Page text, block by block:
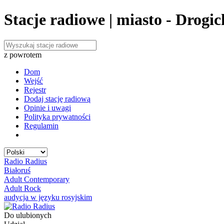
Stacje radiowe | miasto -
z powrotem
Dom
Wejść
Rejestr
Dodaj stację radiową
Opinie i uwagi
Polityka prywatności
Regulamin
Radio Radius
Białoruś
Adult Contemporary
Adult Rock
audycja w języku rosyjskim
Do ulubionych